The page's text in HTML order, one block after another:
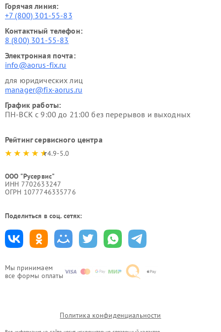
Мы принимаем
все формы оплаты
Горячая линия:
+7 (800) 301-55-83
Контактный телефон:
8 (800) 301-55-83
Электронная почта:
info@aorus-fix.ru
для юридических лиц
manager@fix-aorus.ru
График работы:
ПН-ВСК с 9:00 до 21:00 без перерывов и выходных
Рейтинг сервисного центра
4.9-5.0
ООО "Русервис"
ИНН 7702633247
ОГРН 1077746335776
Поделиться в соц. сетях:
Политика конфиденциальности